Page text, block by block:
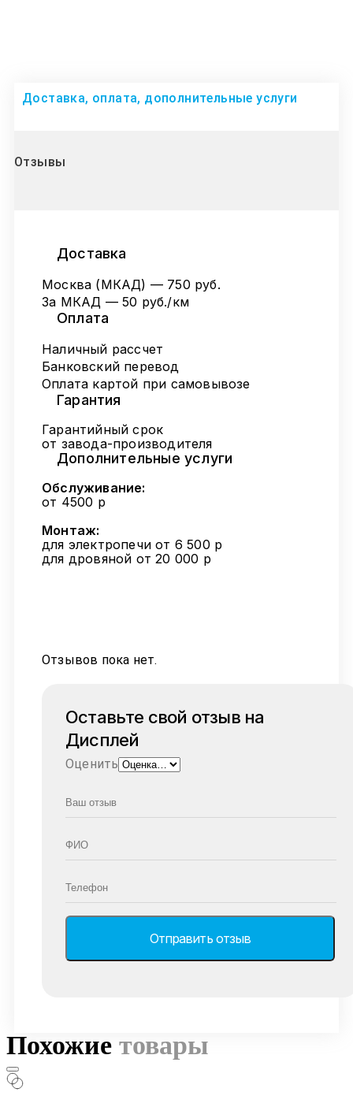
Доставка, оплата, дополнительные услуги
Отзывы
Доставка
Москва (МКАД) — 750 руб.
За МКАД — 50 руб./км
Оплата
Наличный рассчет
Банковский перевод
Оплата картой при самовывозе
Гарантия
Гарантийный срок
от завода-производителя
Дополнительные услуги
Обслуживание:
от 4500 р
Монтаж:
для электропечи от 6 500 р
для дровяной от 20 000 р
Отзывов пока нет.
Оставьте свой отзыв на
Дисплей
Оценить
Похожие товары